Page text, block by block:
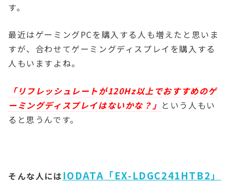
す。
最近はゲーミングPCを購入する人も増えたと思いま
すが、合わせてゲーミングディスプレイを購入する
人もいますよね。
「リフレッシュレートが120Hz以上でおすすめのゲ
ーミングディスプレイはないかな？」 という人もい
ると思うんです。
そんな人には IODATA「EX-LDGC241HTB2」